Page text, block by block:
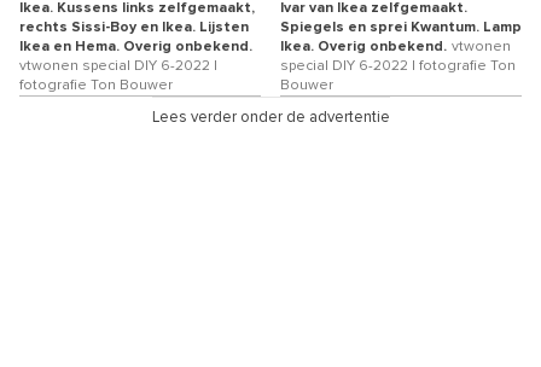
Ikea. Kussens links zelfgemaakt,
rechts Sissi-Boy en Ikea. Lijsten
Ikea en Hema. Overig onbekend.
vtwonen special DIY 6-2022 |
fotografie Ton Bouwer
Ivar van Ikea zelfgemaakt.
Spiegels en sprei Kwantum. Lamp
Ikea. Overig onbekend. vtwonen
special DIY 6-2022 | fotografie Ton
Bouwer
Lees verder onder de advertentie